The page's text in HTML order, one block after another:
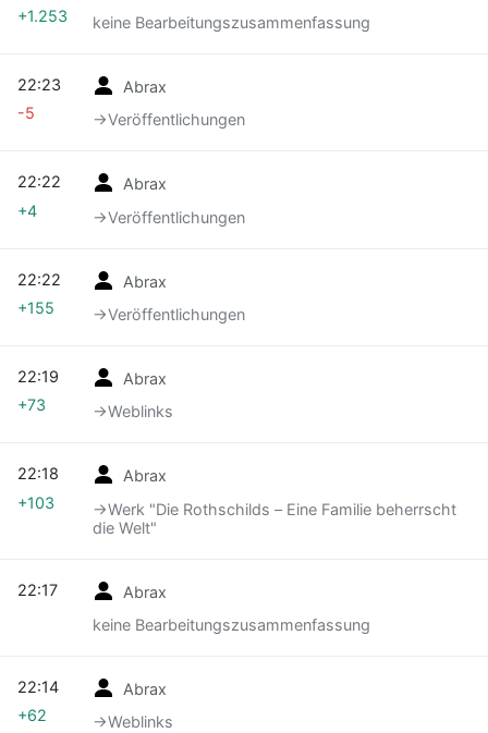
keine Bearbeitungszusammenfassung
+1.253
Abrax
→‎Veröffentlichungen
22:23
-5
Abrax
→‎Veröffentlichungen
22:22
+4
Abrax
→‎Veröffentlichungen
22:22
+155
Abrax
→‎Weblinks
22:19
+73
Abrax
→‎Werk "Die Rothschilds – Eine Familie beherrscht
die Welt"
22:18
+103
Abrax
keine Bearbeitungszusammenfassung
22:17
Abrax
→‎Weblinks
22:14
+62